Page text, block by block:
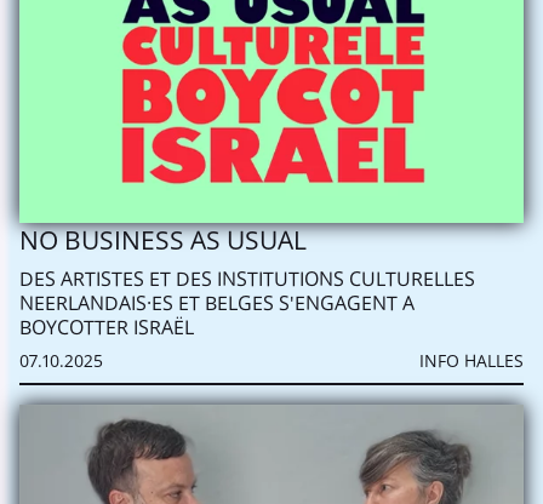
NO BUSINESS AS USUAL
DES ARTISTES ET DES INSTITUTIONS CULTURELLES
NEERLANDAIS·ES ET BELGES S'ENGAGENT A
BOYCOTTER ISRAËL
07.10.2025 INFO HALLES